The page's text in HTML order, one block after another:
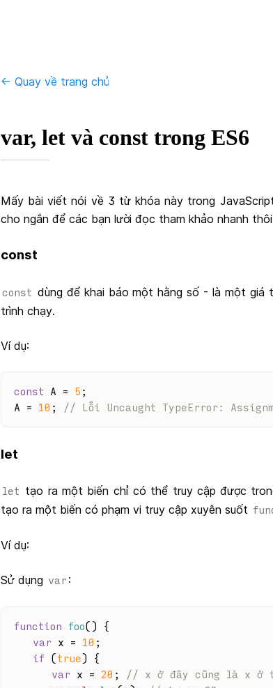
<- Quay về trang chủ
var, let và const trong ES6
Mấy bài viết nói về 3 từ khóa này trong
cho ngắn để các bạn lười đọc tham khảo nhanh thôi
const
const dùng để khai báo một hằng số - là một
trình chạy.
Ví dụ:
const A = 5 ;
A = 10 ; // Lỗi Uncaught TypeError:
let
let tạo ra một biến chỉ có thể truy cập được
tạo ra một biến có phạm vi truy cập xuyên suốt
Ví dụ:
Sử dụng var:
function foo() {
var x = 10 ;
if (true) {
var x = 20 ;
// x ở đây cũng là x ở